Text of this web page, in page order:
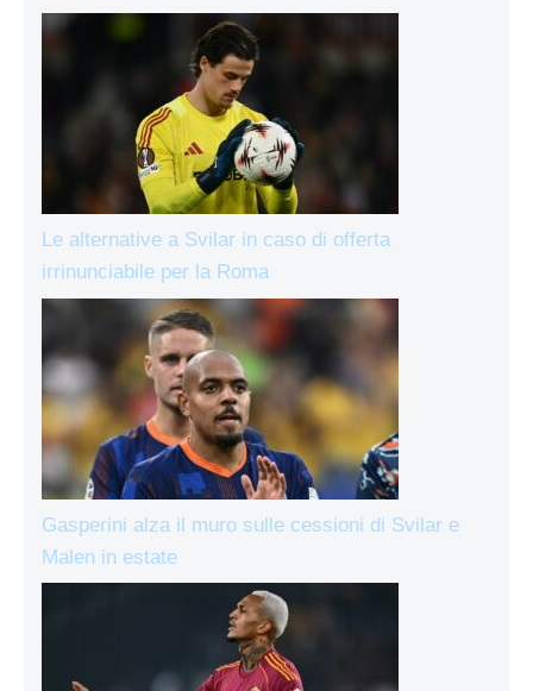
Le alternative a Svilar in caso di offerta
irrinunciabile per la Roma
Gasperini alza il muro sulle cessioni di Svilar e
Malen in estate